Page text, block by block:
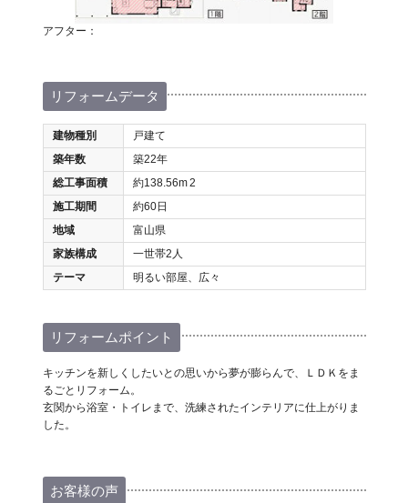
アフター：
リフォームデータ
建物種別
戸建て
築年数
築22年
総工事面積
約138.56m2
施工期間
約60日
地域
富山県
家族構成
一世帯2人
テーマ
明るい部屋、広々
リフォームポイント
キッチンを新しくしたいとの思いから夢が膨らんで、ＬＤＫをま
るごとリフォーム。
玄関から浴室・トイレまで、洗練されたインテリアに仕上がりま
した。
お客様の声